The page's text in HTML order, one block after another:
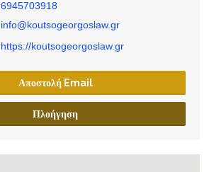
6945703918
info@koutsogeorgoslaw.gr
https://koutsogeorgoslaw.gr
Αποστολή Email
Πλοήγηση